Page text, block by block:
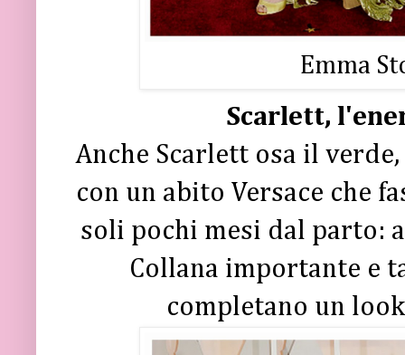
Emma
Scarlett,
Anche Scarlett osa il
con un abito Versace che
soli pochi mesi dal parto:
Collana importante e
completano un